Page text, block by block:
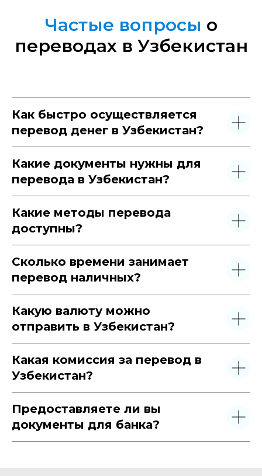
Частые вопросы о
переводах в Узбекистан
Как быстро осуществляется
перевод денег в Узбекистан?
Какие документы нужны для
перевода в Узбекистан?
Какие методы перевода
доступны?
Сколько времени занимает
перевод наличных?
Какую валюту можно
отправить в Узбекистан?
Какая комиссия за перевод в
Узбекистан?
Предоставляете ли вы
документы для банка?
Написать в Telegram